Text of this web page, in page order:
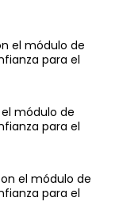
el módulo de
para el
módulo de
para el
el módulo de
para el